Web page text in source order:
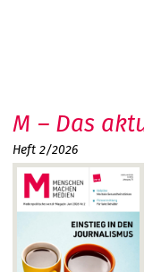
M – Das
Heft 2/2026